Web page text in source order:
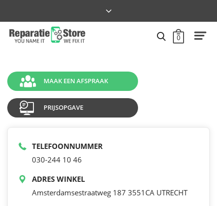
0
MAAK EEN AFSPRAAK
PRIJSOPGAVE
TELEFOONNUMMER
030-244 10 46
ADRES WINKEL
Amsterdamsestraatweg 187 3551CA UTRECHT